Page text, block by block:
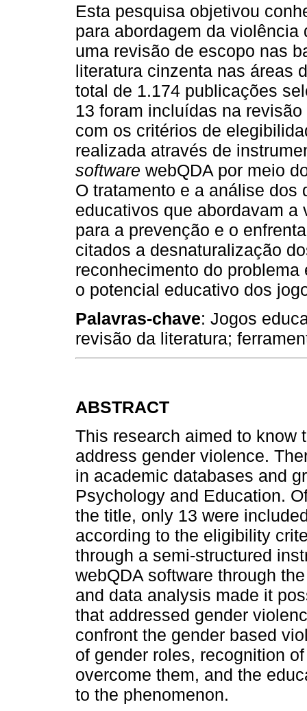
Esta pesquisa objetivou
para abordagem da
uma revisão de escopo nas
literatura cinzenta nas áreas
total de 1.174 publicações
13 foram incluídas na
com os critérios de
realizada através de
software webQDA por meio
O tratamento e a análise
educativos que abordavam
para a prevenção e o
citados a desnaturalização
reconhecimento do
o potencial educativo dos
Palavras-chave: Jogos
revisão da literatura;
ABSTRACT
This research aimed to know
address gender violence.
in academic databases and
Psychology and Education.
the title, only 13 were
according to the eligibility
through a semi-structured
webQDA software through
and data analysis made it
that addressed gender
confront the gender based
of gender roles, recognition
overcome them, and the
to the phenomenon.